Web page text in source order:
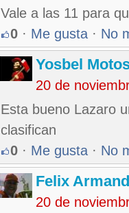
Vale a las 11 para
0 · Me gusta · No
Yosbel
20 de
Esta bueno Lazaro
clasifican
0 · Me gusta · No
Felix
20 de